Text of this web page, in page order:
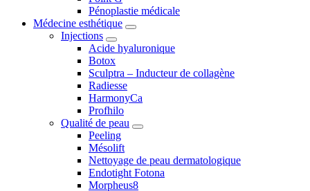
Pénoplastie médicale
Médecine esthétique
Injections
Acide hyaluronique
Botox
Sculptra – Inducteur de collagène
Radiesse
HarmonyCa
Profhilo
Qualité de peau
Peeling
Mésolift
Nettoyage de peau dermatologique
Endotight Fotona
Morpheus8